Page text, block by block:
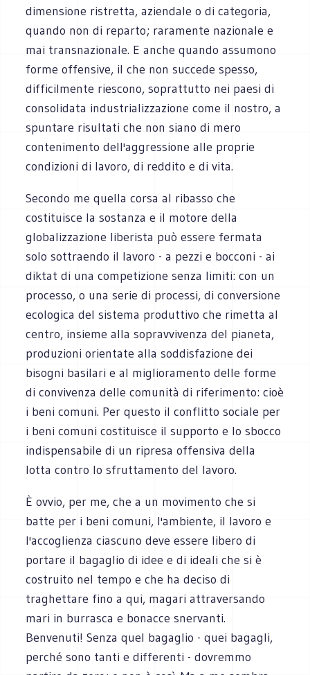
dimensione ristretta, aziendale o di categoria,
quando non di reparto; raramente nazionale e
mai transnazionale. E anche quando assumono
forme offensive, il che non succede spesso,
difficilmente riescono, soprattutto nei paesi di
consolidata industrializzazione come il nostro, a
spuntare risultati che non siano di mero
contenimento dell'aggressione alle proprie
condizioni di lavoro, di reddito e di vita.
Secondo me quella corsa al ribasso che
costituisce la sostanza e il motore della
globalizzazione liberista può essere fermata
solo sottraendo il lavoro - a pezzi e bocconi - ai
diktat di una competizione senza limiti: con un
processo, o una serie di processi, di conversione
ecologica del sistema produttivo che rimetta al
centro, insieme alla sopravvivenza del pianeta,
produzioni orientate alla soddisfazione dei
bisogni basilari e al miglioramento delle forme
di convivenza delle comunità di riferimento: cioè
i beni comuni. Per questo il conflitto sociale per
i beni comuni costituisce il supporto e lo sbocco
indispensabile di un ripresa offensiva della
lotta contro lo sfruttamento del lavoro.
È ovvio, per me, che a un movimento che si
batte per i beni comuni, l'ambiente, il lavoro e
l'accoglienza ciascuno deve essere libero di
portare il bagaglio di idee e di ideali che si è
costruito nel tempo e che ha deciso di
traghettare fino a qui, magari attraversando
mari in burrasca e bonacce snervanti.
Benvenuti! Senza quel bagaglio - quei bagagli,
perché sono tanti e differenti - dovremmo